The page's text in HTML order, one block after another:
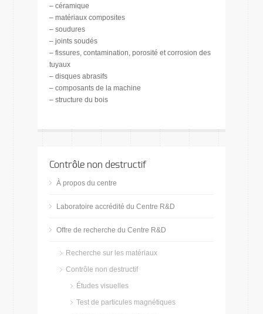
– céramique
– matériaux composites
– soudures
– joints soudés
– fissures, contamination, porosité et corrosion des
tuyaux
– disques abrasifs
– composants de la machine
– structure du bois
Contrôle non destructif
À propos du centre
Laboratoire accrédité du Centre R&D
Offre de recherche du Centre R&D
Recherche sur les matériaux
Contrôle non destructif
Études visuelles
Test de particules magnétiques